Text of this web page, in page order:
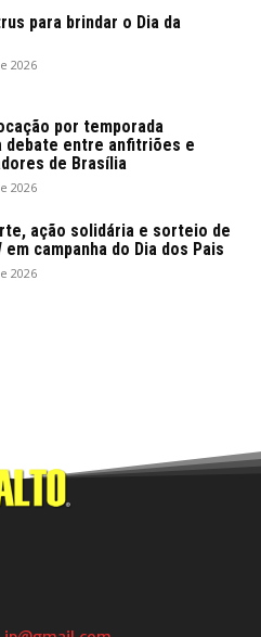
para brindar o Dia da
2026
por temporada
debate entre anfitriões e
de Brasília
2026
ação solidária e sorteio de
em campanha do Dia dos Pais
2026